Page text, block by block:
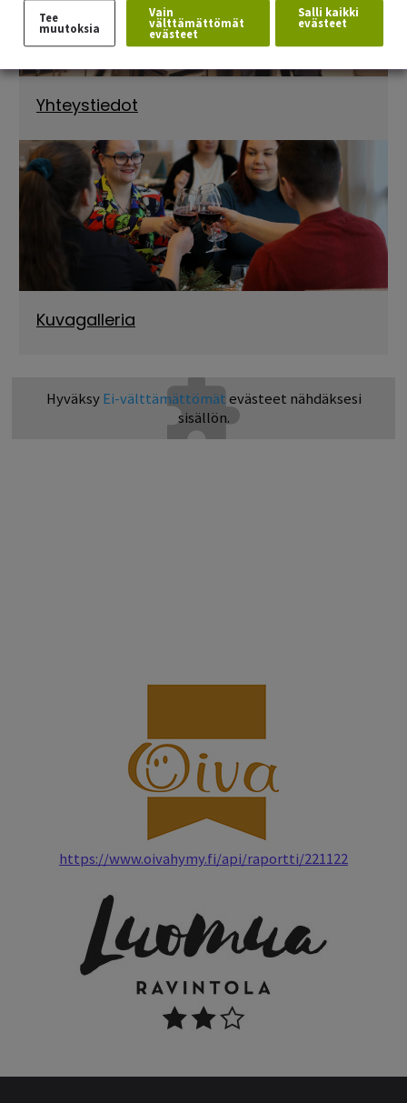
Yhteystiedot
Kuvagalleria
HyväksyEi-välttämättömätevästeet nähdäksesi
sisällön.
https://www.oivahymy.fi/api/raportti/221122
Tee
muutoksia
Vain
välttämättömät
evästeet
Salli kaikki
evästeet